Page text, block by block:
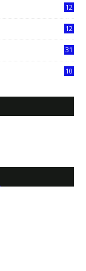
12
12
31
10